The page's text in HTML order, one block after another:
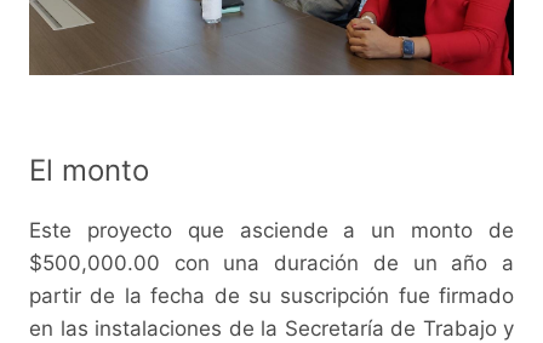
El monto
Este proyecto que asciende a un monto de
$500,000.00 con una duración de un año a
partir de la fecha de su suscripción fue firmado
en las instalaciones de la Secretaría de Trabajo y